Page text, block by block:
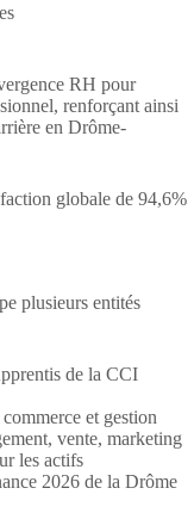
RH pour
renforçant ainsi
en Drôme-
globale de 94,6%
plusieurs entités
de la CCI
et gestion
vente, marketing
les actifs
2026 de la Drôme